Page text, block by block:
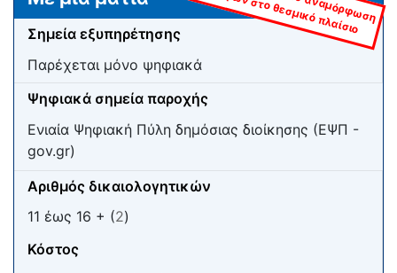
Σημεία εξυπηρέτησης
Παρέχεται μόνο ψηφιακά
Ψηφιακά σημεία παροχής
Ενιαία Ψηφιακή Πύλη δημόσιας διοίκησης (ΕΨΠ -
gov.gr)
Αριθμός δικαιολογητικών
11 έως 16 + (2)
Κόστος